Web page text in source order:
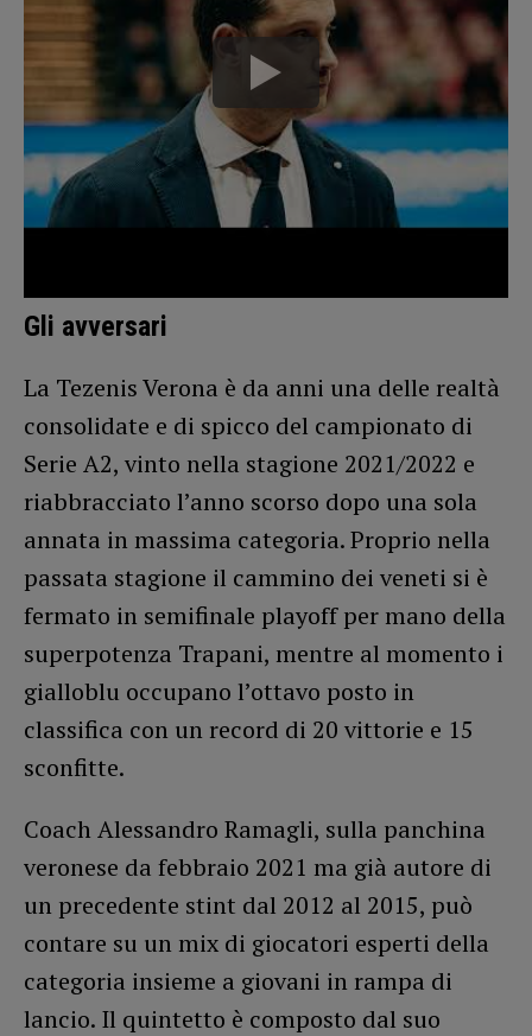
Gli avversari
La Tezenis Verona è da anni una delle realtà
consolidate e di spicco del campionato di
Serie A2, vinto nella stagione 2021/2022 e
riabbracciato l’anno scorso dopo una sola
annata in massima categoria. Proprio nella
passata stagione il cammino dei veneti si è
fermato in semifinale playoff per mano della
superpotenza Trapani, mentre al momento i
gialloblu occupano l’ottavo posto in
classifica con un record di 20 vittorie e 15
sconfitte.
Coach Alessandro Ramagli, sulla panchina
veronese da febbraio 2021 ma già autore di
un precedente stint dal 2012 al 2015, può
contare su un mix di giocatori esperti della
categoria insieme a giovani in rampa di
lancio. Il quintetto è composto dal suo